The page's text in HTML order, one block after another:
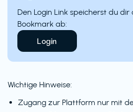
Den Login Link speicherst du
Bookmark ab:
Login
Wichtige Hinweise:
Zugang zur Plattform nur mit